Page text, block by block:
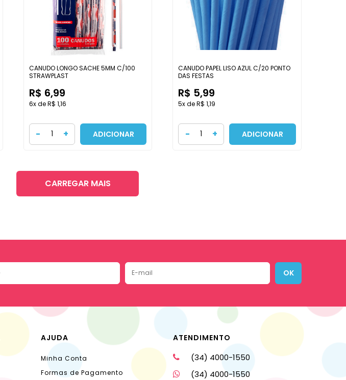
CANUDO LONGO SACHE 5MM C/100
STRAWPLAST
R$ 6,99
6x de R$ 1,16
- + ADICIONAR
CANUDO PAPEL LISO AZUL C/20 PONTO
DAS FESTAS
R$ 5,99
5x de R$ 1,19
- + ADICIONAR
CARREGAR MAIS
OK
AJUDA
Minha Conta
Formas de Pagamento
ATENDIMENTO
(34) 4000-1550
(34) 4000-1550